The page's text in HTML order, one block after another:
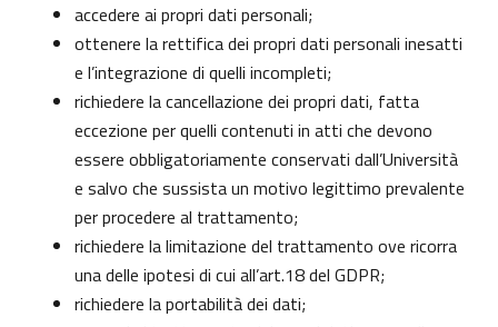
accedere ai propri dati personali;
ottenere la rettifica dei propri dati personali inesatti
e l’integrazione di quelli incompleti;
richiedere la cancellazione dei propri dati, fatta
eccezione per quelli contenuti in atti che devono
essere obbligatoriamente conservati dall’Università
e salvo che sussista un motivo legittimo prevalente
per procedere al trattamento;
richiedere la limitazione del trattamento ove ricorra
una delle ipotesi di cui all’art.18 del GDPR;
richiedere la portabilità dei dati;